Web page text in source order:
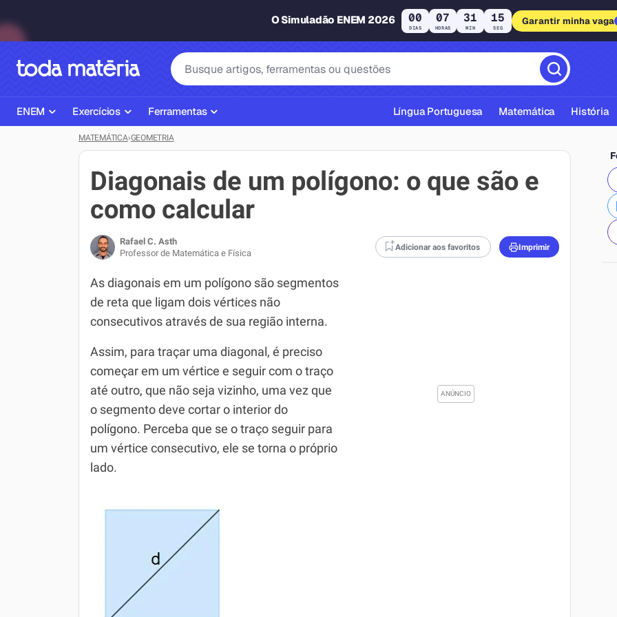
O Simuladão ENEM 2026 00
DIAS
07
HORAS
31
MIN
14
SEG
Garantir minha vaga
ENEM
Página Inicial ENEM
Plano de Estudos
Exercícios ENEM
Simulados ENEM
Exercícios
ENEM
Matemática
Biologia
Inglês
Geografia
Todos os Exercícios
Ferramentas
Ajudante de Dever de Casa
Corretor de Redação
Exercícios
Língua Portuguesa Matemática História
MATEMÁTICA›GEOMETRIA
Diagonais de um polígono: o que são e
como calcular
Rafael C. Asth
Professor de Matemática e Física
Adicionar aos favoritos Imprimir
As diagonais em um polígono são segmentos
de reta que ligam dois vértices não
consecutivos através de sua região interna.
Assim, para traçar uma diagonal, é preciso
começar em um vértice e seguir com o traço
até outro, que não seja vizinho, uma vez que
o segmento deve cortar o interior do
polígono. Perceba que se o traço seguir para
um vértice consecutivo, ele se torna o próprio
lado.